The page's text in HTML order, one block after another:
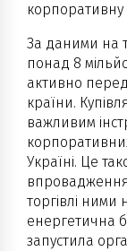
корпоративну
За даними на
понад 8
активно
країни.
важливим
Україні. Це
торгівлі
енергетична
запустила